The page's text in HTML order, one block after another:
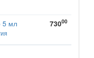
5 мл
73000